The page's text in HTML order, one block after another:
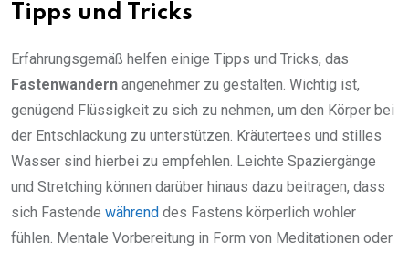
Tipps und Tricks
Erfahrungsgemäß helfen einige Tipps und Tricks, das
Fastenwandern angenehmer zu gestalten. Wichtig ist,
genügend Flüssigkeit zu sich zu nehmen, um den Körper bei
der Entschlackung zu unterstützen. Kräutertees und stilles
Wasser sind hierbei zu empfehlen. Leichte Spaziergänge
und Stretching können darüber hinaus dazu beitragen, dass
sich Fastende während des Fastens körperlich wohler
fühlen. Mentale Vorbereitung in Form von Meditationen oder